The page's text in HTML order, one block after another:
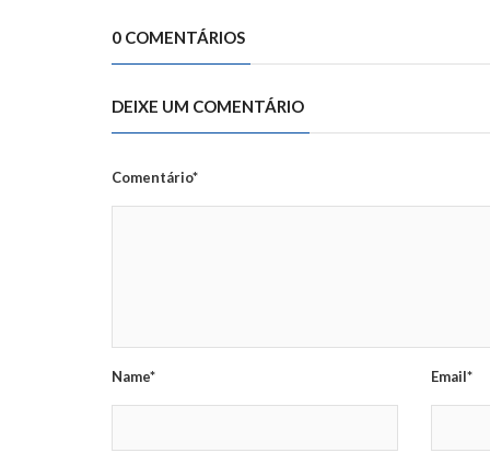
0 COMENTÁRIOS
DEIXE UM COMENTÁRIO
Comentário*
Name* Email*